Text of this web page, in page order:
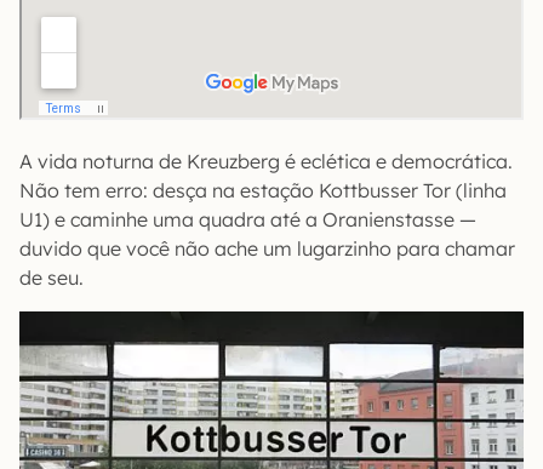
A vida noturna de Kreuzberg é eclética e democrática.
Não tem erro: desça na estação Kottbusser Tor (linha
U1) e caminhe uma quadra até a Oranienstasse —
duvido que você não ache um lugarzinho para chamar
de seu.